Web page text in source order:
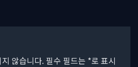
않습니다. 필수 필드는 *로 표시